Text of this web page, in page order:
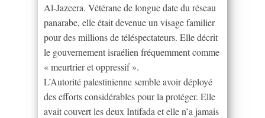
Al-Jazeera. Vétérane de longue date du réseau
panarabe, elle était devenue un visage familier
pour des millions de téléspectateurs. Elle décrit
le gouvernement israélien fréquemment comme
« meurtrier et oppressif ».
L’Autorité palestinienne semble avoir déployé
des efforts considérables pour la protéger. Elle
avait couvert les deux Intifada et elle n’a jamais